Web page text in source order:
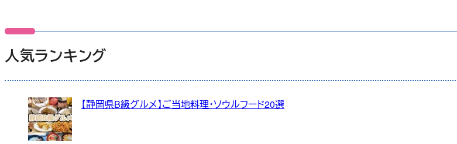
人気ランキング
【静岡県B級グルメ】ご当地料理・ソウルフード20選